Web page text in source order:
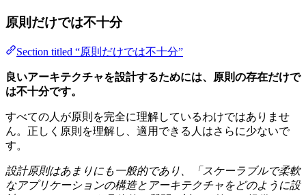
原則だけでは不十分
Section titled “原則だけでは不十分”
良いアーキテクチャを設計するためには、原則の存在だけで
は不十分です。
すべての人が原則を完全に理解しているわけではありませ
ん。正しく原則を理解し、適用できる人はさらに少ないで
す。
設計原則はあまりにも一般的であり、「スケーラブルで柔軟
なアプリケーションの構造とアーキテクチャをどのように設